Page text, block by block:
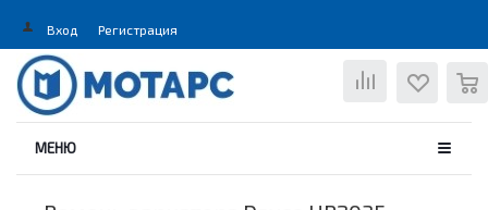
Вход Регистрация
МЕНЮ